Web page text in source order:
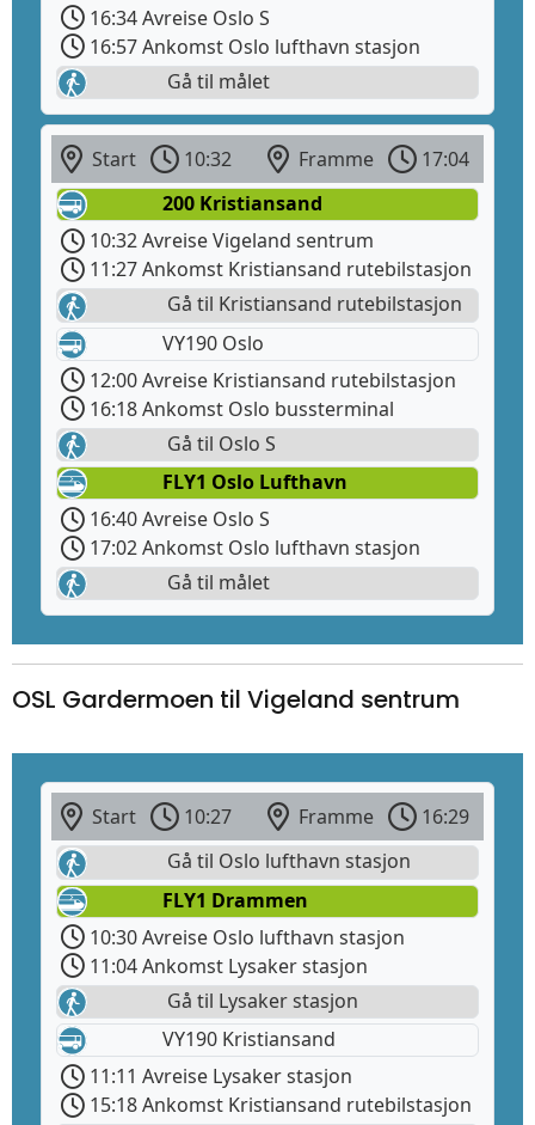
16:34 Avreise Oslo S
16:57 Ankomst Oslo lufthavn stasjon
Gå til målet
Start 10:32 Framme
17:04
200 Kristiansand
10:32 Avreise Vigeland sentrum
11:27 Ankomst Kristiansand rutebilstasjon
Gå til Kristiansand rutebilstasjon
VY190 Oslo
12:00 Avreise Kristiansand rutebilstasjon
16:18 Ankomst Oslo bussterminal
Gå til Oslo S
FLY1 Oslo Lufthavn
16:40 Avreise Oslo S
17:02 Ankomst Oslo lufthavn stasjon
Gå til målet
OSL Gardermoen til Vigeland sentrum
Start 10:27 Framme
16:29
Gå til Oslo lufthavn stasjon
FLY1 Drammen
10:30 Avreise Oslo lufthavn stasjon
11:04 Ankomst Lysaker stasjon
Gå til Lysaker stasjon
VY190 Kristiansand
11:11 Avreise Lysaker stasjon
15:18 Ankomst Kristiansand rutebilstasjon